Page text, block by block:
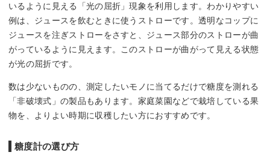
いるように見える「光の屈折」現象を利用します。わかりやすい
例は、ジュースを飲むときに使うストローです。透明なコップに
ジュースを注ぎストローをさすと、ジュース部分のストローが曲
がっているように見えます。このストローが曲がって見える状態
が光の屈折です。
数は少ないものの、測定したいモノに当てるだけで糖度を測れる
「非破壊式」の製品もあります。家庭菜園などで栽培している果
物を、よりよい時期に収穫したい方におすすめです。
糖度計の選び方